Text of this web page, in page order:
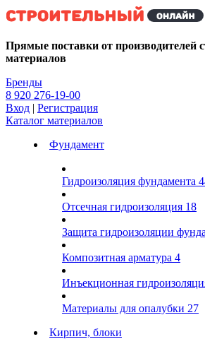
Kg
Прямые поставки от производителей
материалов
Бренды
8 920 276-19-00
Вход | Регистрация
Каталог материалов
Фундамент
Гидроизоляция фундамента
Отсечная гидроизоляция 18
Защита гидроизоляции
Композитная арматура 4
Инъекционная
Материалы для опалубки 27
Кирпич, блоки